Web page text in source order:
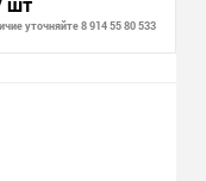
уточняйте 8 914 55 80 533